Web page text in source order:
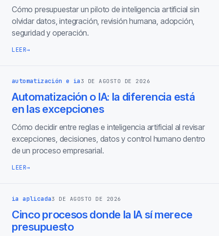
Cómo presupuestar un piloto de inteligencia artificial sin
olvidar datos, integración, revisión humana, adopción,
seguridad y operación.
LEER→
automatización e ia 3 DE AGOSTO DE 2026
Automatización o IA: la diferencia está
en las excepciones
Cómo decidir entre reglas e inteligencia artificial al revisar
excepciones, decisiones, datos y control humano dentro
de un proceso empresarial.
LEER→
ia aplicada3 DE AGOSTO DE 2026
Cinco procesos donde la IA sí merece
presupuesto